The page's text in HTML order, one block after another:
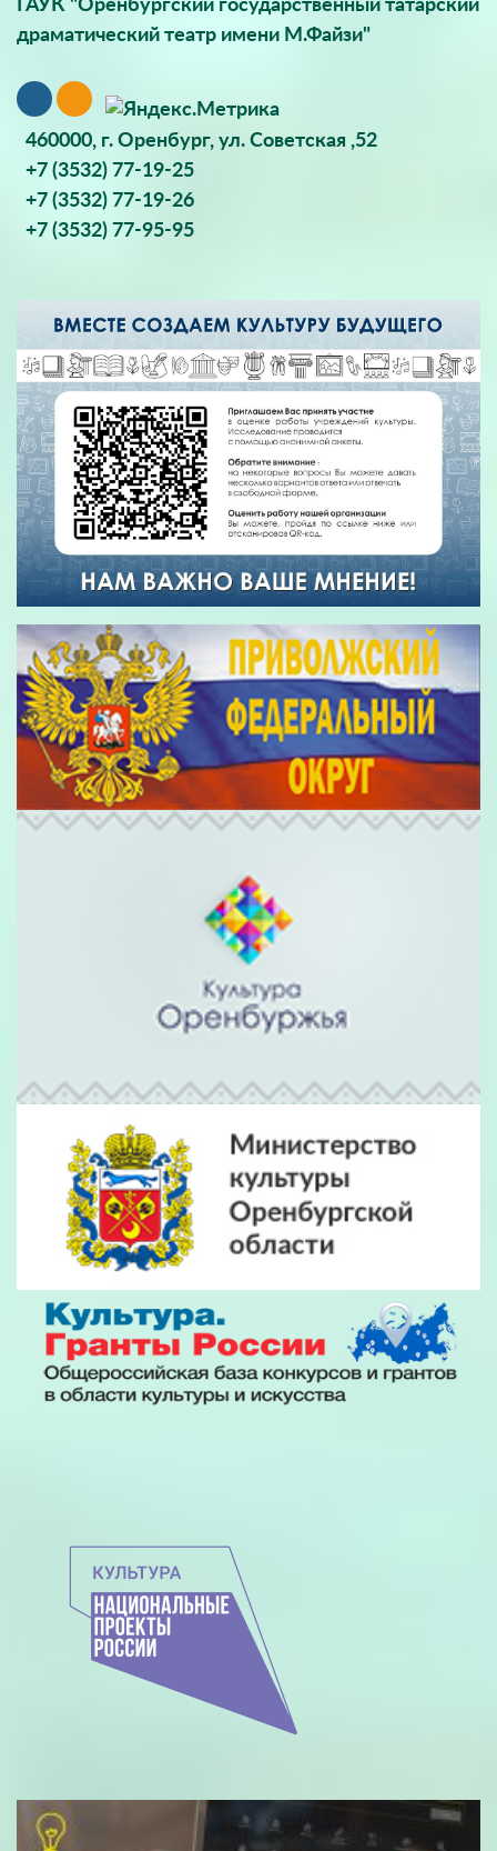
ГАУК "Оренбургский государственный татарский
драматический театр имени М.Файзи"
460000, г. Оренбург, ул. Советская ,52
+7 (3532) 77-19-25
+7 (3532) 77-19-26
+7 (3532) 77-95-95